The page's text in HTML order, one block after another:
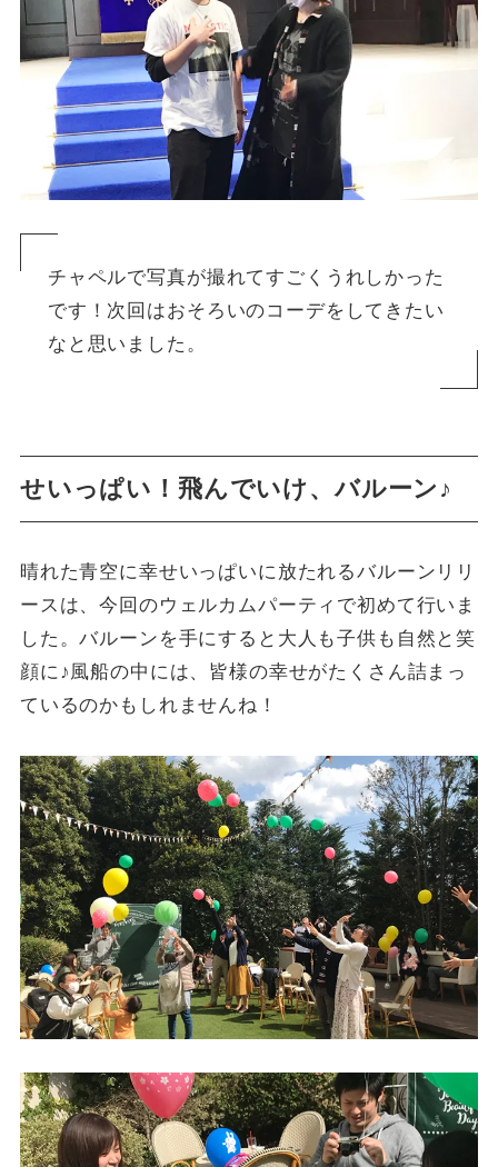
チャペルで写真が撮れてすごくうれしかった
です！次回はおそろいのコーデをしてきたい
なと思いました。
せいっぱい！飛んでいけ、バルーン♪
晴れた青空に幸せいっぱいに放たれるバルーンリリ
ースは、今回のウェルカムパーティで初めて行いま
した。バルーンを手にすると大人も子供も自然と笑
顔に♪風船の中には、皆様の幸せがたくさん詰まっ
ているのかもしれませんね！